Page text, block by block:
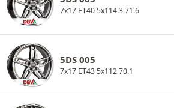
7x17 ET40 5x114.3 71.6
5DS 005
7x17 ET43 5x112 70.1